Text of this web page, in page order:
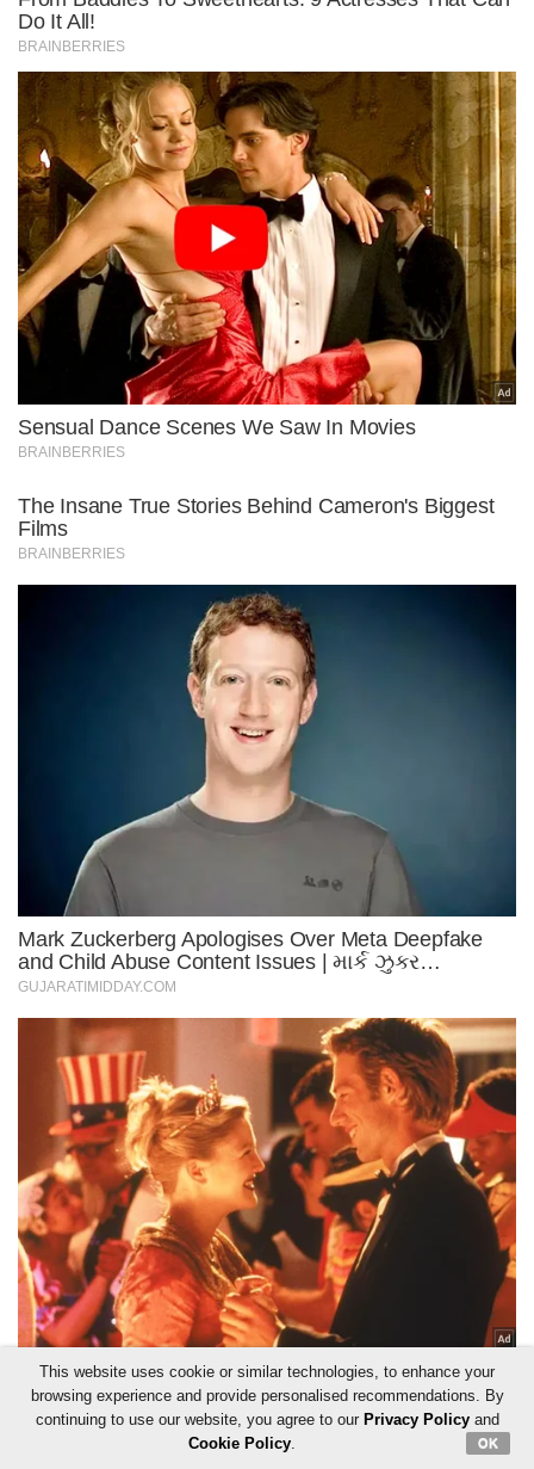
This website uses cookie or similar technologies, to enhance your
browsing experience and provide personalised recommendations. By
continuing to use our website, you agree to our Privacy Policyand
Cookie Policy. OK